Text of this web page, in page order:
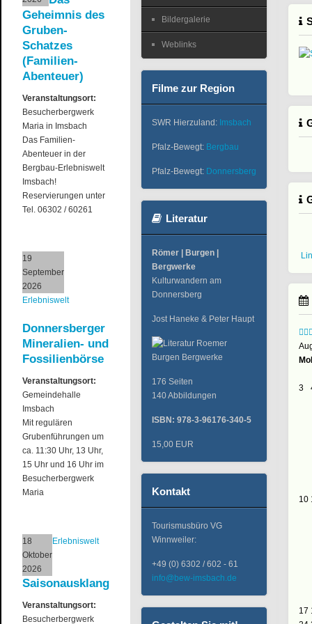
Geheimnis des
Gruben-
Schatzes
(Familien-
Abenteuer)
Veranstaltungsort:
Besucherbergwerk
Maria in Imsbach
Das Familien-
Abenteuer in der
Bergbau-Erlebniswelt
Imsbach!
Reservierungen unter
Tel. 06302 / 60261
19
September
2026
Erlebniswelt
Donnersberger
Mineralien- und
Fossilienbörse
Veranstaltungsort:
Gemeindehalle
Imsbach
Mit regulären
Grubenführungen um
ca. 11:30 Uhr, 13 Uhr,
15 Uhr und 16 Uhr im
Besucherbergwerk
Maria
18
Oktober
2026
Erlebniswelt
Saisonausklang
Veranstaltungsort:
Besucherbergwerk
Bildergalerie
Weblinks
Filme zur Region
SWR Hierzuland: Imsbach
Pfalz-Bewegt: Bergbau
Pfalz-Bewegt: Donnersberg
Literatur
Römer | Burgen |
Bergwerke
Kulturwandern am
Donnersberg
Jost Haneke & Peter Haupt
176 Seiten
140 Abbildungen
ISBN: 978-3-96176-340-5
15,00 EUR
Kontakt
Tourismusbüro VG
Winnweiler:
+49 (0) 6302 / 602 - 61
info@bew-imsbach.de
Mo
3
10
17